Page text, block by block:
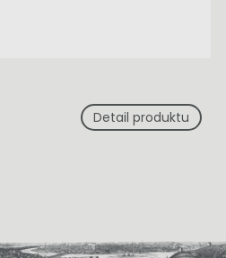
Detail produktu